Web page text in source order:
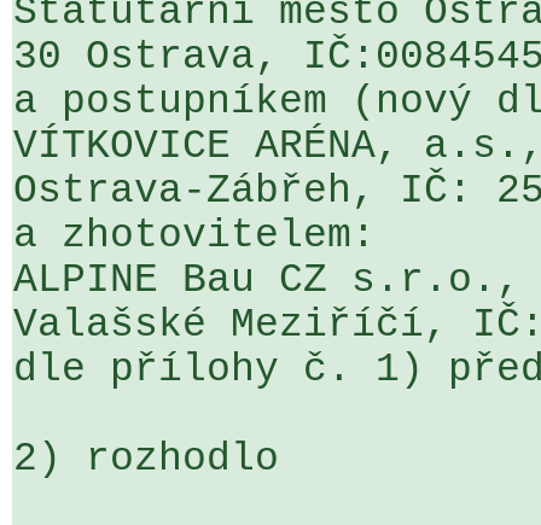
Statutární město
30 Ostrava,
a postupníkem (nový
VÍTKOVICE ARÉNA,
Ostrava-Zábřeh, IČ:
a zhotovitelem:
ALPINE Bau CZ
Valašské Meziříčí, IČ:
dle přílohy č. 1)
2) rozhodlo